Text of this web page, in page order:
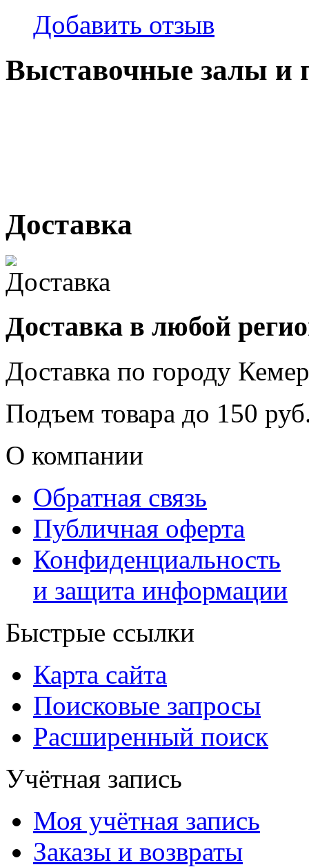
Добавить отзыв
Выставочные залы и
Доставка
Доставка в любой
Доставка по городу
Подъем товара до 150
О компании
Обратная связь
Публичная оферта
Конфиденциальность
и защита информации
Быстрые ссылки
Карта сайта
Поисковые запросы
Расширенный поиск
Учётная запись
Моя учётная запись
Заказы и возвраты